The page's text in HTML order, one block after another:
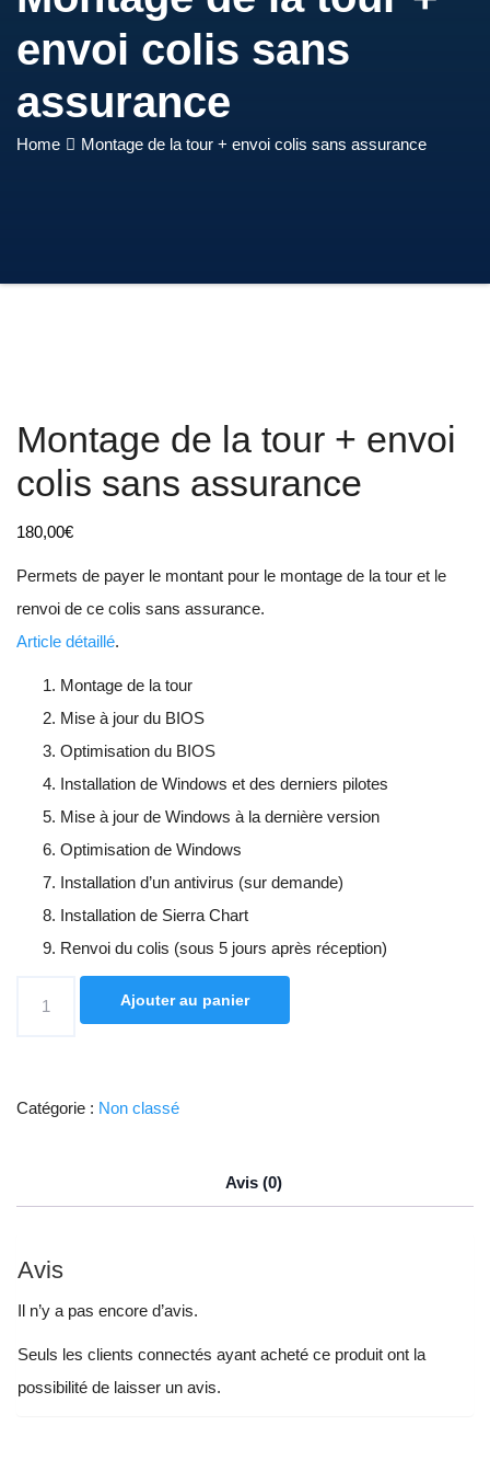
envoi colis sans
assurance
Home Montage de la tour + envoi colis sans assurance
Montage de la tour + envoi
colis sans assurance
180,00€
Permets de payer le montant pour le montage de la tour et le
renvoi de ce colis sans assurance.
Article détaillé.
Montage de la tour
Mise à jour du BIOS
Optimisation du BIOS
Installation de Windows et des derniers pilotes
Mise à jour de Windows à la dernière version
Optimisation de Windows
Installation d’un antivirus (sur demande)
Installation de Sierra Chart
Renvoi du colis (sous 5 jours après réception)
assurance
Ajouter au panier
Catégorie : Non classé
Avis (0)
Avis
Il n’y a pas encore d’avis.
Seuls les clients connectés ayant acheté ce produit ont la
possibilité de laisser un avis.